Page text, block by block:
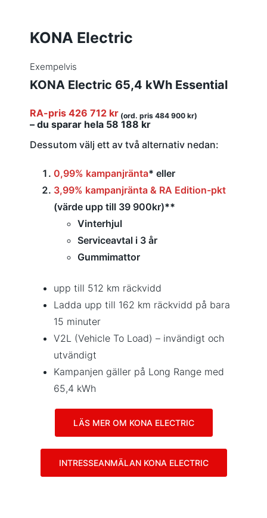
KONA Electric
Exempelvis
KONA Electric 65,4 kWh Essential
RA-pris 426 712 kr (ord. pris 484 900 kr)
– du sparar hela 58 188 kr
Dessutom välj ett av två alternativ nedan:
0,99% kampanjränta* eller
3,99% kampanjränta & RA Edition-pkt
(värde upp till 39 900kr)**
Vinterhjul
Serviceavtal i 3 år
Gummimattor
upp till 512 km räckvidd
Ladda upp till 162 km räckvidd på bara
15 minuter
V2L (Vehicle To Load) – invändigt och
utvändigt
Kampanjen gäller på Long Range med
65,4 kWh
LÄS MER OM KONA ELECTRIC
INTRESSEANMÄLAN KONA ELECTRIC